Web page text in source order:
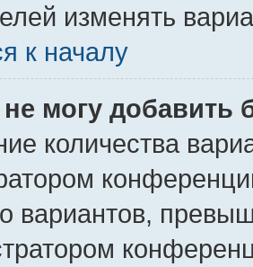
изменять
к началу
могу добавить
количества
вариантов,